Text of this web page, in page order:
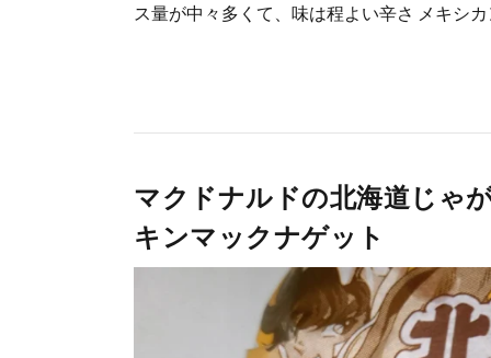
ス量が中々多くて、味は程よい辛さ メキシ
マクドナルドの北海道じゃ
キンマックナゲット